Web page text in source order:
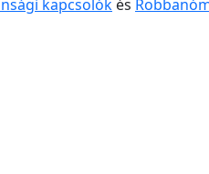
kapcsolók és